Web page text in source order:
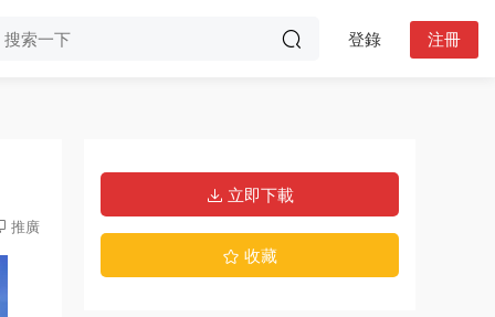
登錄 注冊
推廣
立即下載
收藏